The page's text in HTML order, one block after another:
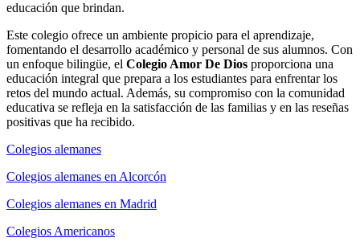
educación que brindan.
Este colegio ofrece un ambiente propicio para el aprendizaje,
fomentando el desarrollo académico y personal de sus alumnos. Con
un enfoque bilingüe, el Colegio Amor De Dios proporciona una
educación integral que prepara a los estudiantes para enfrentar los
retos del mundo actual. Además, su compromiso con la comunidad
educativa se refleja en la satisfacción de las familias y en las reseñas
positivas que ha recibido.
Colegios alemanes
Colegios alemanes en Alcorcón
Colegios alemanes en Madrid
Colegios Americanos